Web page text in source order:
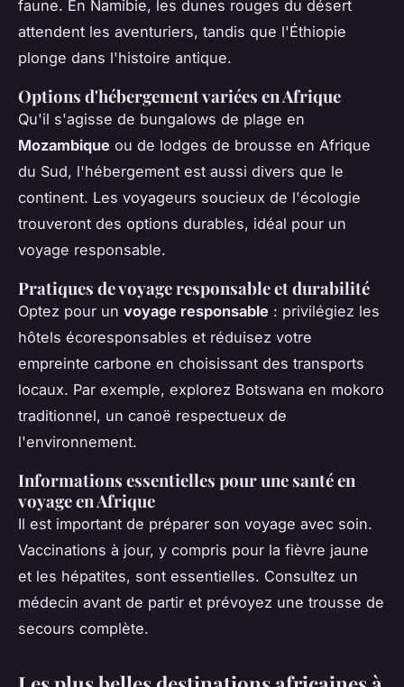
faune. En Namibie, les dunes rouges du désert
attendent les aventuriers, tandis que l'Éthiopie
plonge dans l'histoire antique.
Options d'hébergement variées en Afrique
Qu'il s'agisse de bungalows de plage en
Mozambique ou de lodges de brousse en Afrique
du Sud, l'hébergement est aussi divers que le
continent. Les voyageurs soucieux de l'écologie
trouveront des options durables, idéal pour un
voyage responsable.
Pratiques de voyage responsable et durabilité
Optez pour un voyage responsable : privilégiez les
hôtels écoresponsables et réduisez votre
empreinte carbone en choisissant des transports
locaux. Par exemple, explorez Botswana en mokoro
traditionnel, un canoë respectueux de
l'environnement.
Informations essentielles pour une santé en
voyage en Afrique
Il est important de préparer son voyage avec soin.
Vaccinations à jour, y compris pour la fièvre jaune
et les hépatites, sont essentielles. Consultez un
médecin avant de partir et prévoyez une trousse de
secours complète.